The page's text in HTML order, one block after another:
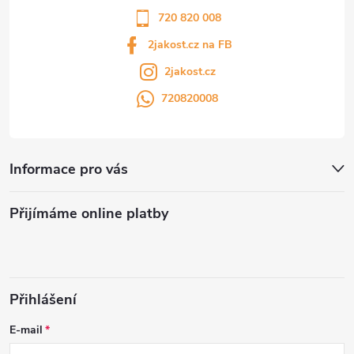
720 820 008
2jakost.cz na FB
2jakost.cz
720820008
Informace pro vás
Přijímáme online platby
Přihlášení
E-mail